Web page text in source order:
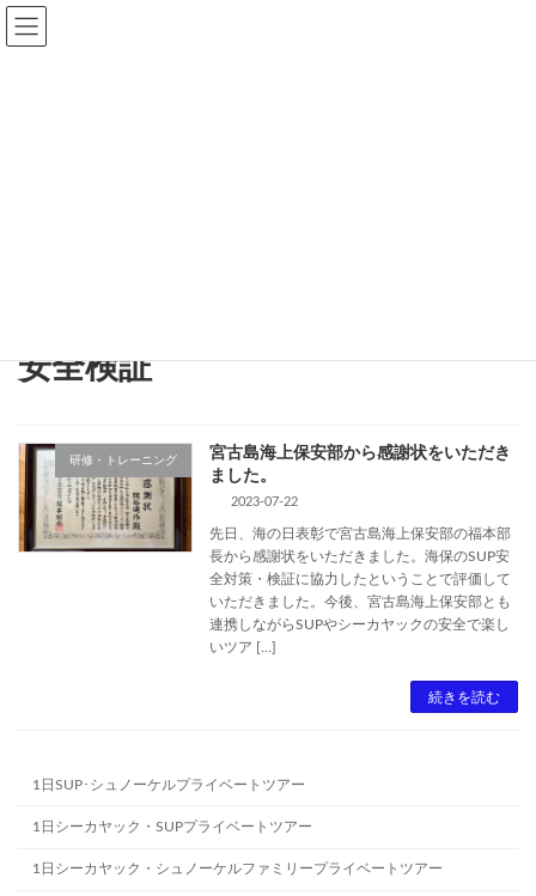
コ
ン
ナ
ビ
安全検証
研修・トレーニング
宮古島海上保安部から感謝状をいただき
ました。
2023-07-22
先日、海の日表彰で宮古島海上保安部の福本部
長から感謝状をいただきました。海保のSUP安
全対策・検証に協力したということで評価して
いただきました。今後、宮古島海上保安部とも
連携しながらSUPやシーカヤックの安全で楽し
いツア […]
続きを読む
1日SUP･シュノーケルプライベートツアー
1日シーカヤック・SUPプライベートツアー
1日シーカヤック・シュノーケルファミリープライベートツアー